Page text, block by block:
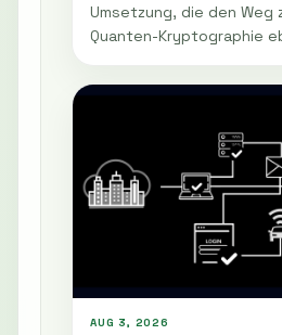
Umsetzung, die den Weg
Quanten-Kryptographie
AUG 3, 2026